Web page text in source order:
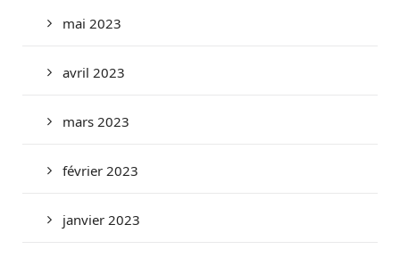
mai 2023
avril 2023
mars 2023
février 2023
janvier 2023